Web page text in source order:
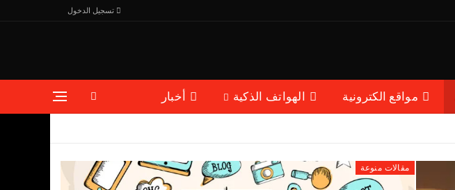
تسجيل الدخول
مواقع الكترونية الهواتف الذكية أخبار
مقالات منوعة